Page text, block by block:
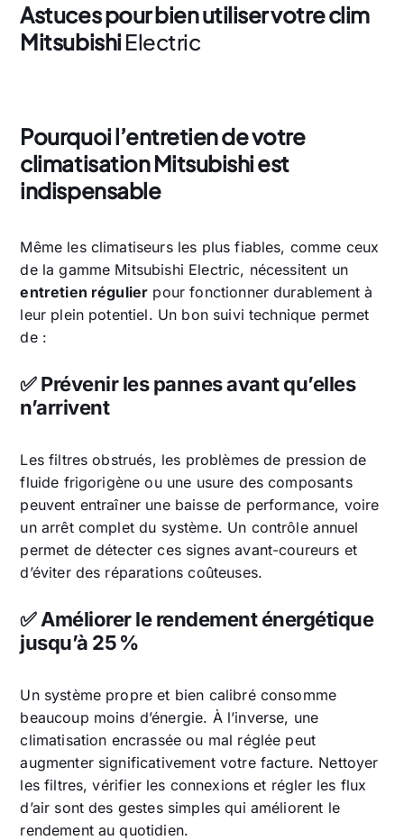
Astuces pour bien utiliser votre clim
Mitsubishi Electric
Pourquoi l’entretien de votre
climatisation Mitsubishi est
indispensable
Même les climatiseurs les plus fiables, comme ceux
de la gamme Mitsubishi Electric, nécessitent un
entretien régulier pour fonctionner durablement à
leur plein potentiel. Un bon suivi technique permet
de :
✅ Prévenir les pannes avant qu’elles
n’arrivent
Les filtres obstrués, les problèmes de pression de
fluide frigorigène ou une usure des composants
peuvent entraîner une baisse de performance, voire
un arrêt complet du système. Un contrôle annuel
permet de détecter ces signes avant-coureurs et
d’éviter des réparations coûteuses.
✅ Améliorer le rendement énergétique
jusqu’à 25 %
Un système propre et bien calibré consomme
beaucoup moins d’énergie. À l’inverse, une
climatisation encrassée ou mal réglée peut
augmenter significativement votre facture. Nettoyer
les filtres, vérifier les connexions et régler les flux
d’air sont des gestes simples qui améliorent le
rendement au quotidien.